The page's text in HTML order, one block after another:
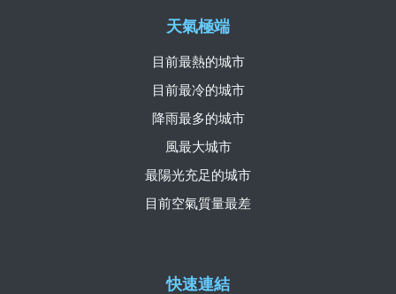
快速連結
天氣極端
目前最熱的城市
目前最冷的城市
降雨最多的城市
風最大城市
最陽光充足的城市
目前空氣質量最差